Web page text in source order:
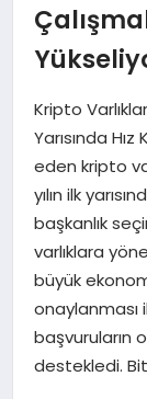
Kripto
Yarısında
eden kripto
yılın ilk
başkanlık
varlıklara
büyük
onaylanması
başvuruların
destekledi.